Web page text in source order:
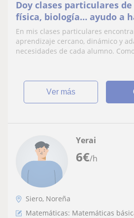
Doy clases particulares
física, biología… ayudo a
y a preparar exámenes
En mis clases particulares
aprendizaje cercano, dinámico y
necesidades de cada alumno.
ver más
6€/h
Yerai
Siero, Noreña
Matemáticas: Matemáticas